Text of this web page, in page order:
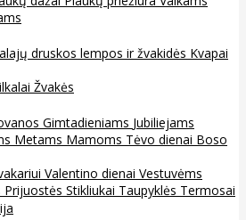
druskos lempos ir žvakidės Kvapai
Žvakės
Gimtadieniams Jubiliejams
Metams Mamoms Tėvo dienai Boso
Valentino dienai Vestuvėms
Prijuostės Stikliukai Taupyklės Termosai